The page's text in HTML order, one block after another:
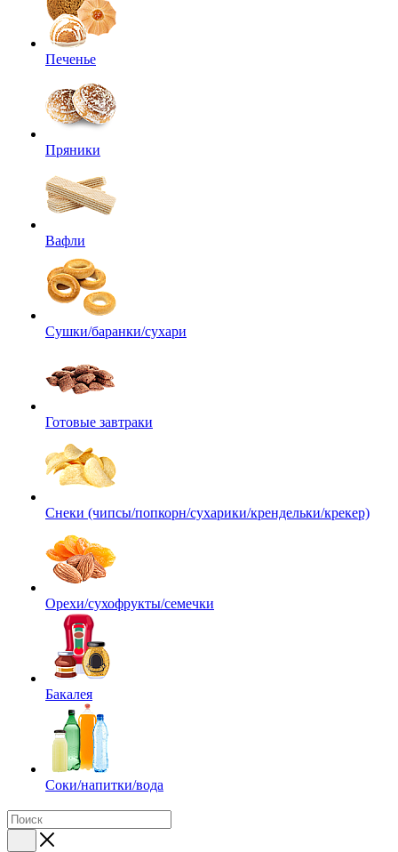
Печенье
Пряники
Вафли
Сушки/баранки/сухари
Готовые завтраки
Снеки (чипсы/попкорн/сухарики/крендельки/крекер)
Орехи/сухофрукты/семечки
Бакалея
Соки/напитки/вода